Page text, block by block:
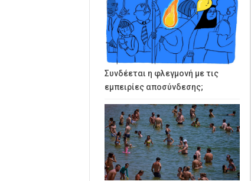
Συνδέεται η φλεγμονή με τις
εμπειρίες αποσύνδεσης;